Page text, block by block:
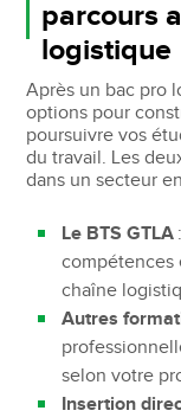
parcours
logistique
Après un bac pro
options pour
poursuivre vos
du travail. Les
dans un secteur
Le BTS GTLA
compétences
chaîne
Autres
selon votre
Insertion